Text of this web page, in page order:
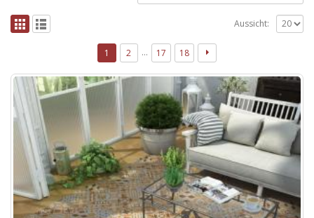
Aussicht:
1 2 … 17 18